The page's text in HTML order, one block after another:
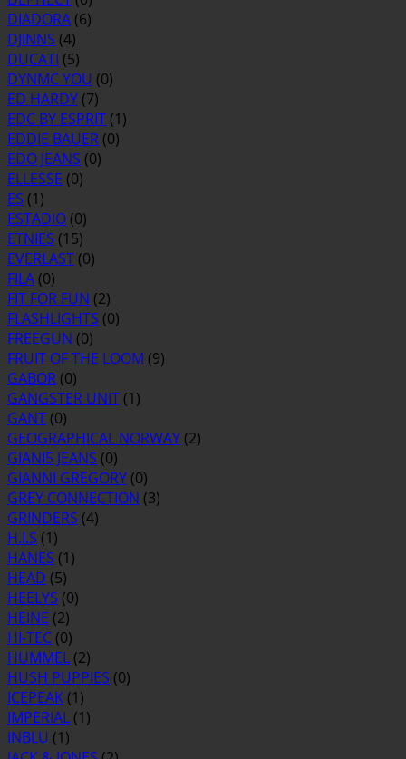
DIADORA (6)
DJINNS (4)
DUCATI (5)
DYNMC YOU (0)
ED HARDY (7)
EDC BY ESPRIT (1)
EDDIE BAUER (0)
EDO JEANS (0)
ELLESSE (0)
ES (1)
ESTADIO (0)
ETNIES (15)
EVERLAST (0)
FILA (0)
FIT FOR FUN (2)
FLASHLIGHTS (0)
FREEGUN (0)
FRUIT OF THE LOOM (9)
GABOR (0)
GANGSTER UNIT (1)
GANT (0)
GEOGRAPHICAL NORWAY (2)
GIANI5 JEANS (0)
GIANNI GREGORY (0)
GREY CONNECTION (3)
GRINDERS (4)
H.I.S (1)
HANES (1)
HEAD (5)
HEELYS (0)
HEINE (2)
HI-TEC (0)
HUMMEL (2)
HUSH PUPPIES (0)
ICEPEAK (1)
IMPERIAL (1)
INBLU (1)